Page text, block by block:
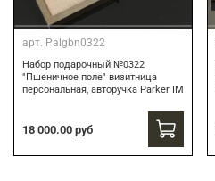
арт. Palgbn0322
Набор подарочный №0322
"Пшеничное поле" визитница
персональная, авторучка Parker IM
18 000.00 руб